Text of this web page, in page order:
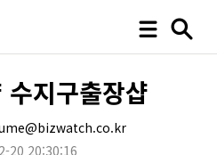
수지구출장샵
20 20:30:16